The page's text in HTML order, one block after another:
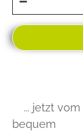
... jetzt vom
bequem